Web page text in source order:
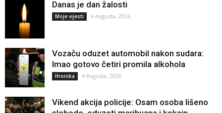
Danas je dan žalosti
Moje vijesti 4 Avgusta, 2026
Vozaču oduzet automobil nakon sudara:
Imao gotovo četiri promila alkohola
Hronika 4 Avgusta, 2026
Vikend akcija policije: Osam osoba lišeno